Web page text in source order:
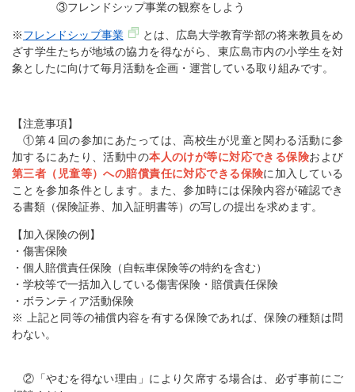
③フレンドシップ事業の観察をしよう
※フレンドシップ事業
とは、広島大学教育学部の将来教員をめ
ざす学生たちが地域の協力を得ながら、東広島市内の小学生を対
象としたに向けて毎月活動を企画・運営している取り組みです。
【注意事項】
①第４回の参加にあたっては、高校生が児童と関わる活動に参
加するにあたり、活動中の本人のけが等に対応できる保険および
第三者（児童等）への賠償責任に対応できる保険に加入している
ことを参加条件とします。また、参加時には保険内容が確認でき
る書類（保険証券、加入証明書等）の写しの提出を求めます。
【加入保険の例】
・傷害保険
・個人賠償責任保険（自転車保険等の特約を含む）
・学校等で一括加入している傷害保険・賠償責任保険
・ボランティア活動保険
※ 上記と同等の補償内容を有する保険であれば、保険の種類は問
わない。
②「やむを得ない理由」により欠席する場合は、必ず事前にご